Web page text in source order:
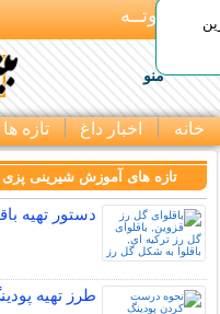
بـیتوتــه
منو
خانه اخبار داغ تازه ها
تازه های آموزش شیرینی پزی
دستور تهیه
طرز تهیه